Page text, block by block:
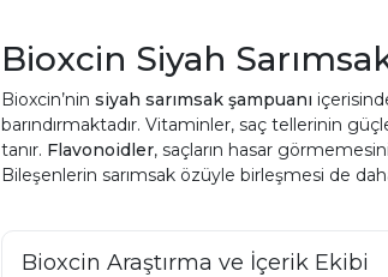
Bioxcin Siyah
Bioxcin’nin siyah sarımsak şampuanı
barındırmaktadır. Vitaminler, saç tellerinin
tanır. Flavonoidler, saçların hasar
Bileşenlerin sarımsak özüyle birleşmesi de
Bioxcin Araştırma ve İçerik Ekibi